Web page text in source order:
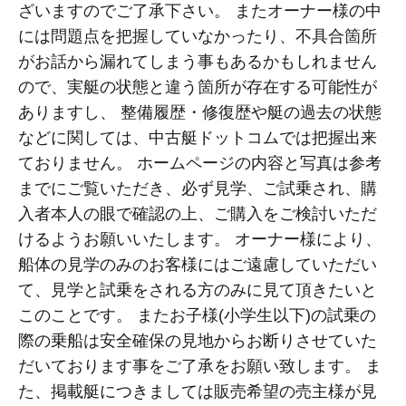
ざいますのでご了承下さい。 またオーナー様の中
には問題点を把握していなかったり、不具合箇所
がお話から漏れてしまう事もあるかもしれません
ので、実艇の状態と違う箇所が存在する可能性が
ありますし、 整備履歴・修復歴や艇の過去の状態
などに関しては、中古艇ドットコムでは把握出来
ておりません。 ホームページの内容と写真は参考
までにご覧いただき、必ず見学、ご試乗され、購
入者本人の眼で確認の上、ご購入をご検討いただ
けるようお願いいたします。 オーナー様により、
船体の見学のみのお客様にはご遠慮していただい
て、見学と試乗をされる方のみに見て頂きたいと
このことです。 またお子様(小学生以下)の試乗の
際の乗船は安全確保の見地からお断りさせていた
だいております事をご了承をお願い致します。 ま
た、掲載艇につきましては販売希望の売主様が見